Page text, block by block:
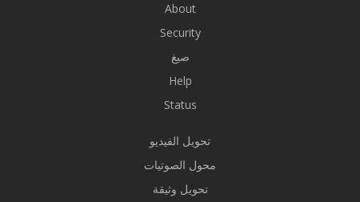
About
Security
صيغ
Help
Status
تحويل الفيديو
محول الصوتيات
تحويل وثيقة